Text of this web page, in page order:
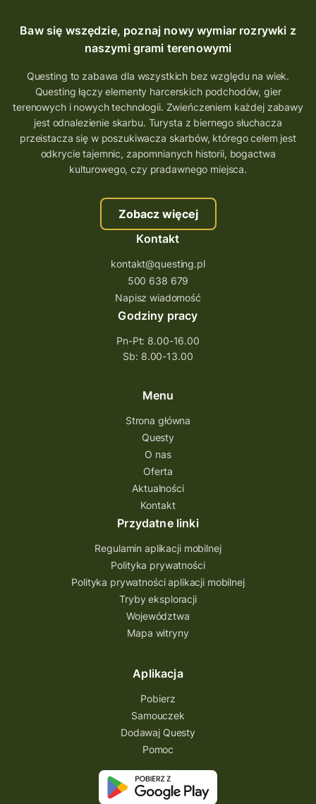
Baw się wszędzie, poznaj nowy wymiar rozrywki z
naszymi grami terenowymi
Questing to zabawa dla wszystkich bez względu na wiek.
Questing łączy elementy harcerskich podchodów, gier
terenowych i nowych technologii. Zwieńczeniem każdej zabawy
jest odnalezienie skarbu. Turysta z biernego słuchacza
przeistacza się w poszukiwacza skarbów, którego celem jest
odkrycie tajemnic, zapomnianych historii, bogactwa
kulturowego, czy pradawnego miejsca.
Zobacz więcej
Kontakt
kontakt@questing.pl
500 638 679
Napisz wiadomość
Godziny pracy
Pn-Pt: 8.00-16.00
Sb: 8.00-13.00
Menu
Strona główna
Questy
O nas
Oferta
Aktualności
Kontakt
Przydatne linki
Regulamin aplikacji mobilnej
Polityka prywatności
Polityka prywatności aplikacji mobilnej
Tryby eksploracji
Województwa
Mapa witryny
Aplikacja
Pobierz
Samouczek
Dodawaj Questy
Pomoc